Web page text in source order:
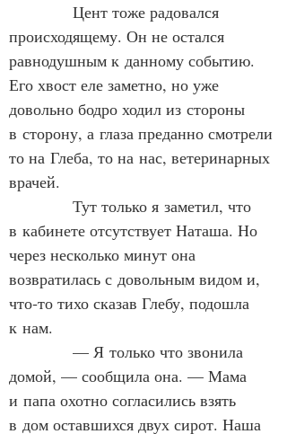
Цент тоже радовался
происходящему. Он не остался
равнодушным к данному событию.
Его хвост еле заметно, но уже
довольно бодро ходил из стороны
в сторону, а глаза преданно смотрели
то на Глеба, то на нас, ветеринарных
врачей.
Тут только я заметил, что
в кабинете отсутствует Наташа. Но
через несколько минут она
возвратилась с довольным видом и,
что‑то тихо сказав Глебу, подошла
к нам.
— Я только что звонила
домой, — сообщила она. — Мама
и папа охотно согласились взять
в дом оставшихся двух сирот. Наша